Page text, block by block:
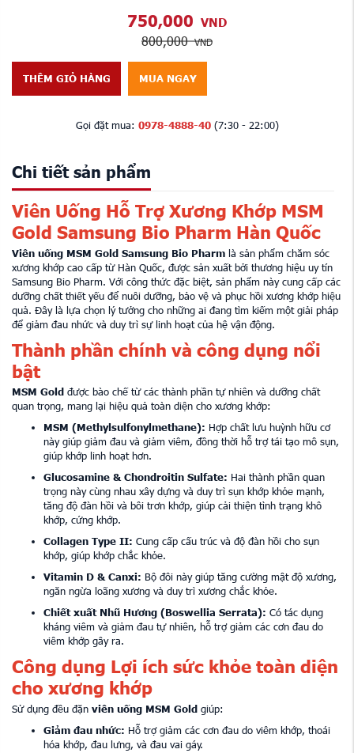
750,000 VND
800,000VND
THÊM GIỎ HÀNG MUA NGAY
Gọi đặt mua: 0978-4888-40(7:30 - 22:00)
Chi tiết sản phẩm
Viên Uống Hỗ Trợ Xương Khớp MSM
Gold Samsung Bio Pharm Hàn Quốc
Viên uống MSM Gold Samsung Bio Pharm là sản phẩm chăm sóc
xương khớp cao cấp từ Hàn Quốc, được sản xuất bởi thương hiệu uy tín
Samsung Bio Pharm. Với công thức đặc biệt, sản phẩm này cung cấp các
dưỡng chất thiết yếu để nuôi dưỡng, bảo vệ và phục hồi xương khớp hiệu
quả. Đây là lựa chọn lý tưởng cho những ai đang tìm kiếm một giải pháp
để giảm đau nhức và duy trì sự linh hoạt của hệ vận động.
Thành phần chính và công dụng nổi
bật
MSM Gold được bào chế từ các thành phần tự nhiên và dưỡng chất
quan trọng, mang lại hiệu quả toàn diện cho xương khớp:
MSM (Methylsulfonylmethane): Hợp chất lưu huỳnh hữu cơ
này giúp giảm đau và giảm viêm, đồng thời hỗ trợ tái tạo mô sụn,
giúp khớp linh hoạt hơn.
Glucosamine & Chondroitin Sulfate: Hai thành phần quan
trọng này cùng nhau xây dựng và duy trì sụn khớp khỏe mạnh,
tăng độ đàn hồi và bôi trơn khớp, giúp cải thiện tình trạng khô
khớp, cứng khớp.
Collagen Type II: Cung cấp cấu trúc và độ đàn hồi cho sụn
khớp, giúp khớp chắc khỏe.
Vitamin D & Canxi: Bộ đôi này giúp tăng cường mật độ xương,
ngăn ngừa loãng xương và duy trì xương chắc khỏe.
Chiết xuất Nhũ Hương (Boswellia Serrata): Có tác dụng
kháng viêm và giảm đau tự nhiên, hỗ trợ giảm các cơn đau do
viêm khớp gây ra.
Công dụng Lợi ích sức khỏe toàn diện
cho xương khớp
Sử dụng đều đặn viên uống MSM Gold giúp:
Giảm đau nhức: Hỗ trợ giảm các cơn đau do viêm khớp, thoái
hóa khớp, đau lưng, và đau vai gáy.